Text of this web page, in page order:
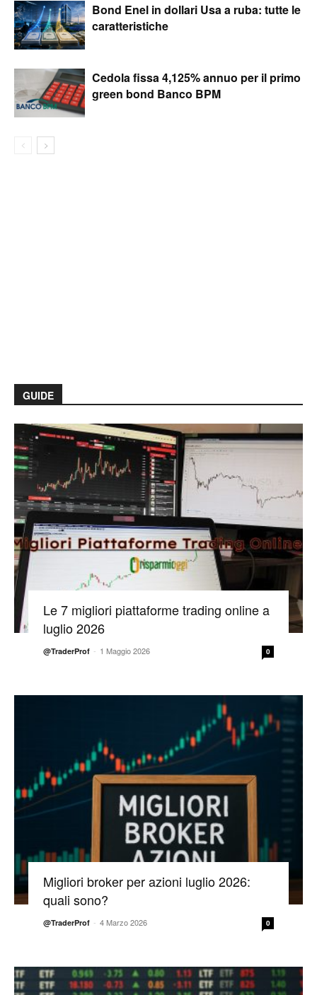
Bond Enel in dollari Usa a ruba: tutte le
caratteristiche
Cedola fissa 4,125% annuo per il primo
green bond Banco BPM
GUIDE
Le 7 migliori piattaforme trading online a
luglio 2026
@TraderProf - 1 Maggio 2026 0
Migliori broker per azioni luglio 2026:
quali sono?
@TraderProf - 4 Marzo 2026 0